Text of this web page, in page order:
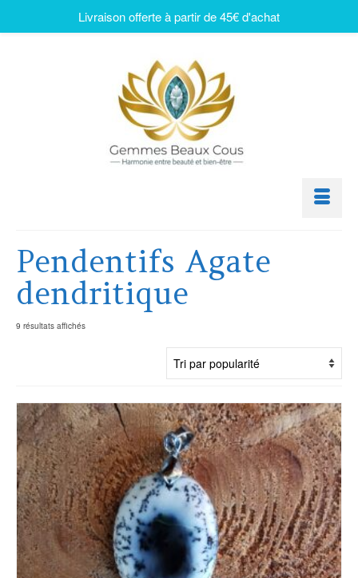
Pendentifs Agate
dendritique
9 résultats affichés
Livraison offerte à partir de 45€ d'achat